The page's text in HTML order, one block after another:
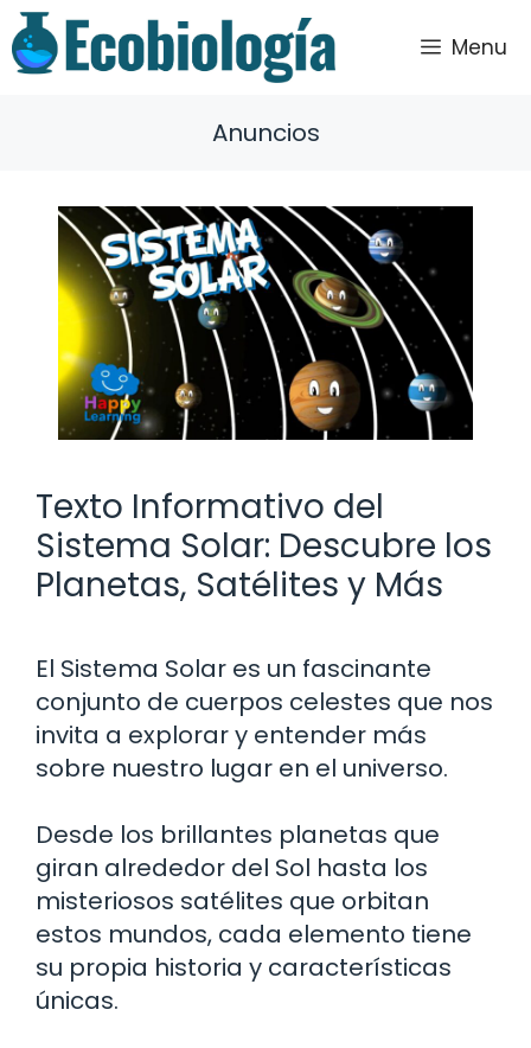
Saltar
al
contenido
Menu
Anuncios
Texto Informativo del
Sistema Solar: Descubre los
Planetas, Satélites y Más
El Sistema Solar es un fascinante
conjunto de cuerpos celestes que nos
invita a explorar y entender más
sobre nuestro lugar en el universo.
Desde los brillantes planetas que
giran alrededor del Sol hasta los
misteriosos satélites que orbitan
estos mundos, cada elemento tiene
su propia historia y características
únicas.